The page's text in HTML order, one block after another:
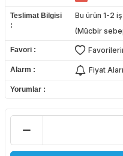
Teslimat Bilgisi
Bu ürün 1-2
(Mücbir
Favori
Alarm Fiyat
Yorumlar